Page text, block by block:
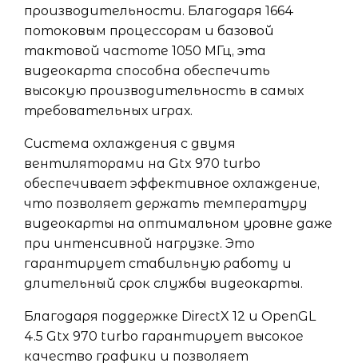
производительности. Благодаря 1664
потоковым процессорам и базовой
тактовой частоте 1050 МГц, эта
видеокарта способна обеспечить
высокую производительность в самых
требовательных играх.
Система охлаждения с двумя
вентиляторами на Gtx 970 turbo
обеспечивает эффективное охлаждение,
что позволяет держать температуру
видеокарты на оптимальном уровне даже
при интенсивной нагрузке. Это
гарантирует стабильную работу и
длительный срок службы видеокарты.
Благодаря поддержке DirectX 12 и OpenGL
4.5 Gtx 970 turbo гарантирует высокое
качество графики и позволяет